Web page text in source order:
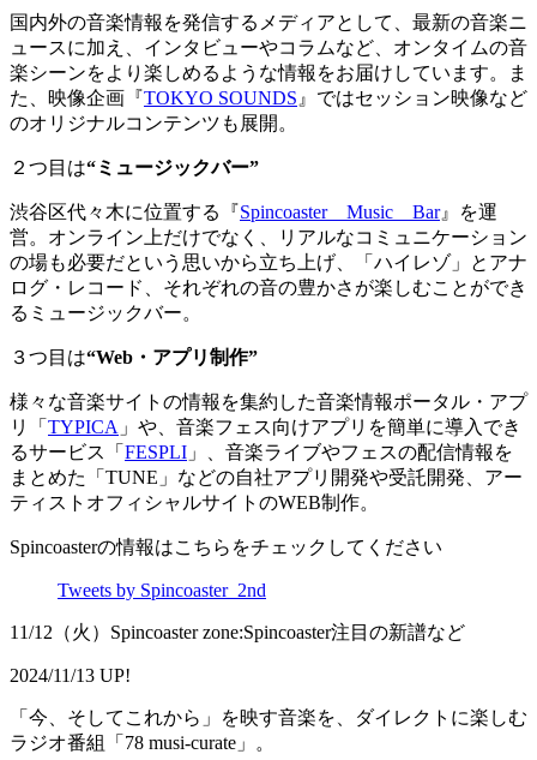
国内外の音楽情報を発信するメディアとして、最新の音楽ニ
ュースに加え、インタビューやコラムなど、オンタイムの音
楽シーンをより楽しめるような情報をお届けしています。ま
た、映像企画『TOKYO SOUNDS 』ではセッション映像など
のオリジナルコンテンツも展開。
２つ目は“ミュージックバー”
渋谷区代々木に位置する『Spincoaster Music Bar』を運
営。オンライン上だけでなく、リアルなコミュニケーション
の場も必要だという思いから立ち上げ、「ハイレゾ」とアナ
ログ・レコード、それぞれの音の豊かさが楽しむことができ
るミュージックバー。
３つ目は“Web・アプリ制作”
様々な音楽サイトの情報を集約した音楽情報ポータル・アプ
リ「 TYPICA 」や、音楽フェス向けアプリを簡単に導入でき
るサービス「 FESPLI 」、音楽ライブやフェスの配信情報を
まとめた「TUNE」などの自社アプリ開発や受託開発、アー
ティストオフィシャルサイトのWEB制作。
Spincoasterの情報はこちらをチェックしてください
Tweets by Spincoaster_2nd
11/12（火）Spincoaster zone:Spincoaster注目の新譜など
2024/11/13 UP!
「今、そしてこれから」を映す音楽を、ダイレクトに楽しむ
ラジオ番組「78 musi-curate」。